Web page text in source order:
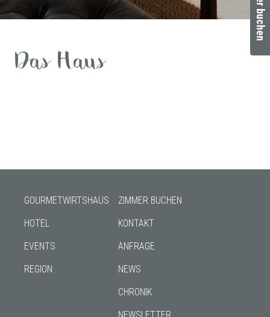
Das Haus
GOURMETWIRTSHAUS
HOTEL
EVENTS
REGION
ZIMMER BUCHEN
KONTAKT
ANFRAGE
NEWS
CHRONIK
NEWSLETTER